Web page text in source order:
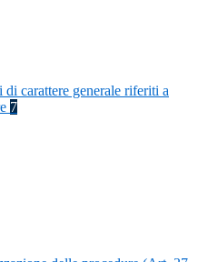
carattere generale riferiti a
7